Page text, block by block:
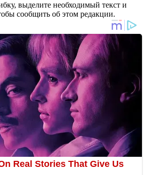
выделите необходимый текст и
сообщить об этом редакции.